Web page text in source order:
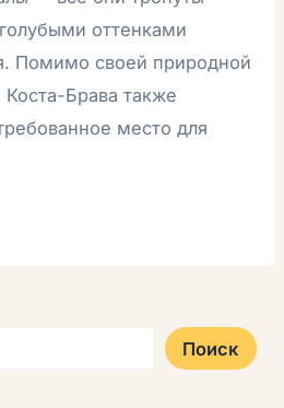
оттенками
Помимо своей природной
Коста-Брава также
место для
Поиск